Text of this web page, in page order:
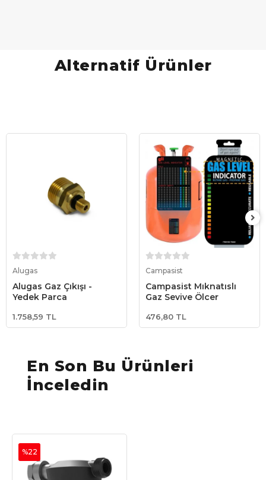
Alternatif Ürünler
Alugas
Alugas Gaz Çıkışı -
Yedek Parça
1.758,59 TL
Campasist
Campasist Mıknatıslı
Gaz Seviye Ölçer
476,80 TL
En Son Bu Ürünleri
İnceledin
%22